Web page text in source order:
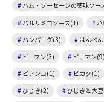
ハム・ソーセージの薬味ソー
バルサミコソース(1)
ハンバーグ(3)
はんぺ
ビーフン(3)
ピーマン(9)
ビアンコ(1)
ピカタ(1)
ひじき(2)
ひじきと大